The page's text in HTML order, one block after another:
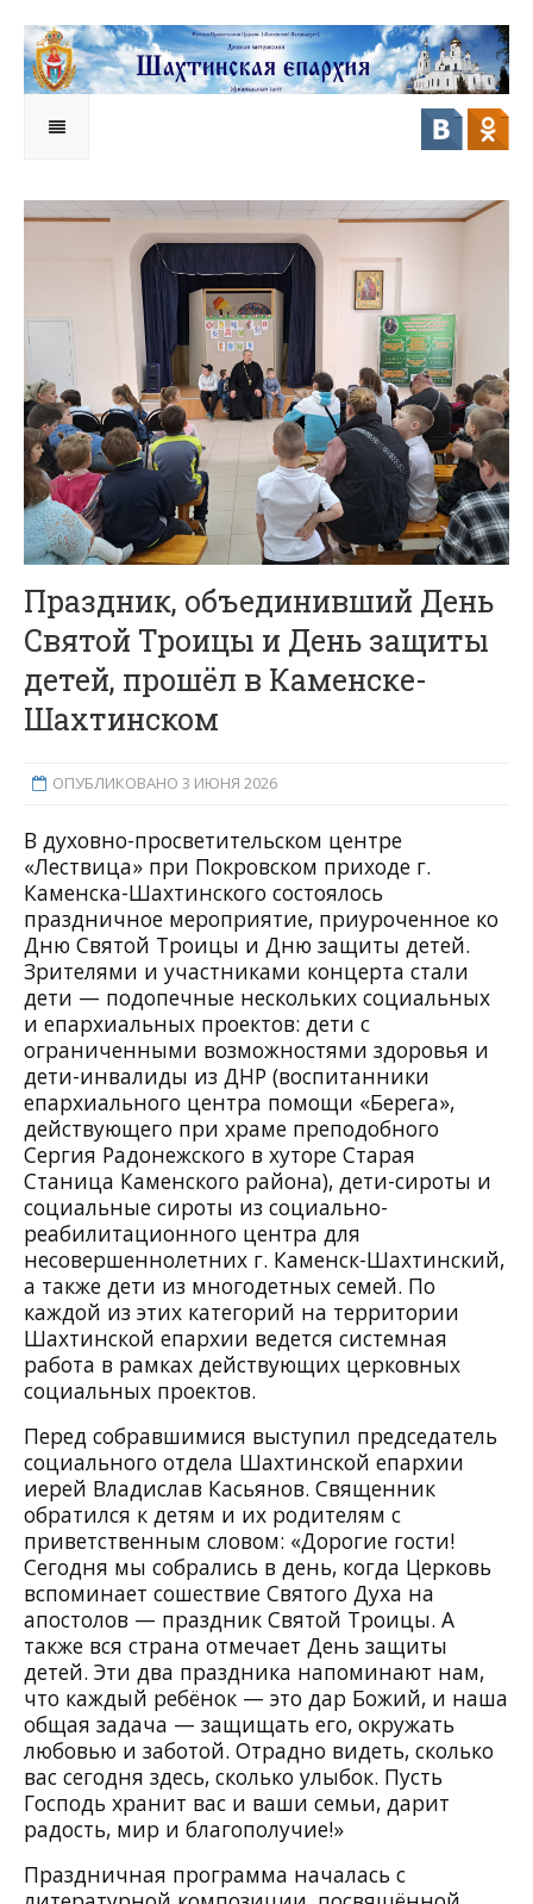
Праздник, объединивший День
Святой Троицы и День защиты
детей, прошёл в Каменске-
Шахтинском
ОПУБЛИКОВАНО 3 ИЮНЯ 2026
В духовно-просветительском центре
«Лествица» при Покровском приходе г.
Каменска-Шахтинского состоялось
праздничное мероприятие, приуроченное ко
Дню Святой Троицы и Дню защиты детей.
Зрителями и участниками концерта стали
дети — подопечные нескольких социальных
и епархиальных проектов: дети с
ограниченными возможностями здоровья и
дети-инвалиды из ДНР (воспитанники
епархиального центра помощи «Берега»,
действующего при храме преподобного
Сергия Радонежского в хуторе Старая
Станица Каменского района), дети-сироты и
социальные сироты из социально-
реабилитационного центра для
несовершеннолетних г. Каменск-Шахтинский,
а также дети из многодетных семей. По
каждой из этих категорий на территории
Шахтинской епархии ведется системная
работа в рамках действующих церковных
социальных проектов.
Перед собравшимися выступил председатель
социального отдела Шахтинской епархии
иерей Владислав Касьянов. Священник
обратился к детям и их родителям с
приветственным словом: «Дорогие гости!
Сегодня мы собрались в день, когда Церковь
вспоминает сошествие Святого Духа на
апостолов — праздник Святой Троицы. А
также вся страна отмечает День защиты
детей. Эти два праздника напоминают нам,
что каждый ребёнок — это дар Божий, и наша
общая задача — защищать его, окружать
любовью и заботой. Отрадно видеть, сколько
вас сегодня здесь, сколько улыбок. Пусть
Господь хранит вас и ваши семьи, дарит
радость, мир и благополучие!»
Праздничная программа началась с